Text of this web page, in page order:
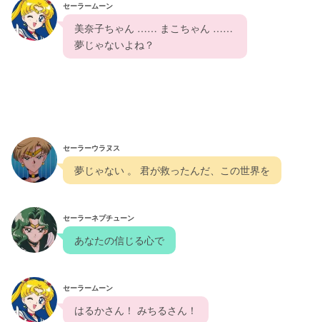
セーラームーン
  美奈子ちゃん …… まこちゃん ……
  夢じゃないよね？
セーラーウラヌス
  夢じゃない 。 君が救ったんだ、この世界を
セーラーネプチューン
  あなたの信じる心で
セーラームーン
  はるかさん！ みちるさん！